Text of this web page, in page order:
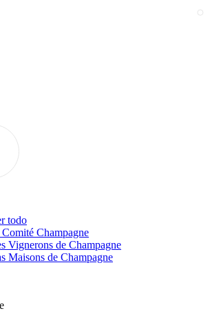
todo
Champagne
Vignerons de Champagne
Maisons de Champagne